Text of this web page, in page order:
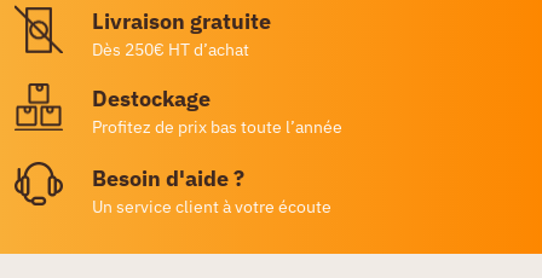
Livraison gratuite
Dès 250€ HT d’achat
Destockage
Profitez de prix bas toute l’année
Besoin d'aide ?
Un service client à votre écoute